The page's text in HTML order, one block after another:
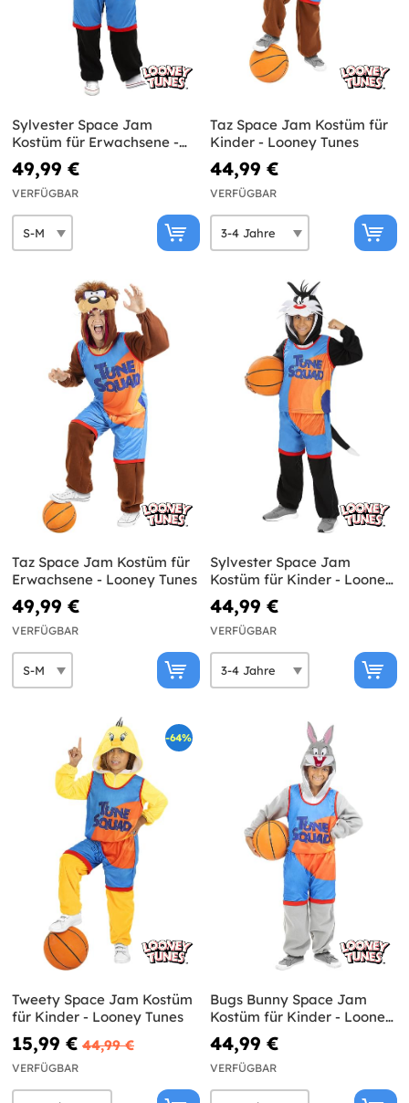
Sylvester Space Jam
Kostüm für Erwachsene -
Looney Tunes
49,99 €
VERFÜGBAR
Taz Space Jam Kostüm für
Kinder - Looney Tunes
44,99 €
VERFÜGBAR
Taz Space Jam Kostüm für
Erwachsene - Looney Tunes
49,99 €
VERFÜGBAR
Sylvester Space Jam
Kostüm für Kinder - Looney
Tunes
44,99 €
VERFÜGBAR
-64%
Tweety Space Jam Kostüm
für Kinder - Looney Tunes
15,99 € 44,99 €
VERFÜGBAR
Bugs Bunny Space Jam
Kostüm für Kinder - Looney
Tunes
44,99 €
VERFÜGBAR